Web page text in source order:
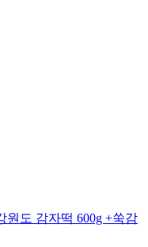
원도 감자떡 600g +쑥감